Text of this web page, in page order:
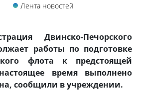
Лента новостей
Двинско-Печорского
работы по подготовке
флота к предстоящей
время выполнено
сообщили в учреждении.